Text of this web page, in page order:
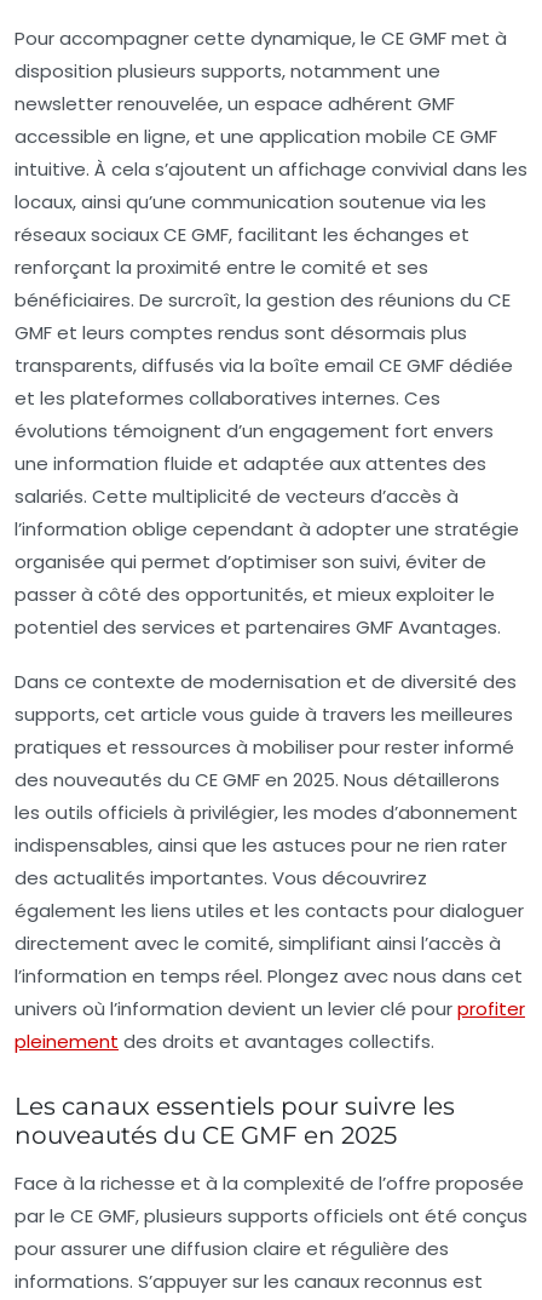
Pour accompagner cette dynamique, le CE GMF met à
disposition plusieurs supports, notamment une
newsletter renouvelée, un espace adhérent GMF
accessible en ligne, et une application mobile CE GMF
intuitive. À cela s’ajoutent un affichage convivial dans les
locaux, ainsi qu’une communication soutenue via les
réseaux sociaux CE GMF, facilitant les échanges et
renforçant la proximité entre le comité et ses
bénéficiaires. De surcroît, la gestion des réunions du CE
GMF et leurs comptes rendus sont désormais plus
transparents, diffusés via la boîte email CE GMF dédiée
et les plateformes collaboratives internes. Ces
évolutions témoignent d’un engagement fort envers
une information fluide et adaptée aux attentes des
salariés. Cette multiplicité de vecteurs d’accès à
l’information oblige cependant à adopter une stratégie
organisée qui permet d’optimiser son suivi, éviter de
passer à côté des opportunités, et mieux exploiter le
potentiel des services et partenaires GMF Avantages.
Dans ce contexte de modernisation et de diversité des
supports, cet article vous guide à travers les meilleures
pratiques et ressources à mobiliser pour rester informé
des nouveautés du CE GMF en 2025. Nous détaillerons
les outils officiels à privilégier, les modes d’abonnement
indispensables, ainsi que les astuces pour ne rien rater
des actualités importantes. Vous découvrirez
également les liens utiles et les contacts pour dialoguer
directement avec le comité, simplifiant ainsi l’accès à
l’information en temps réel. Plongez avec nous dans cet
univers où l’information devient un levier clé pourprofiter
pleinement des droits et avantages collectifs.
Les canaux essentiels pour suivre les
nouveautés du CE GMF en 2025
Face à la richesse et à la complexité de l’offre proposée
par le CE GMF, plusieurs supports officiels ont été conçus
pour assurer une diffusion claire et régulière des
informations. S’appuyer sur les canaux reconnus est